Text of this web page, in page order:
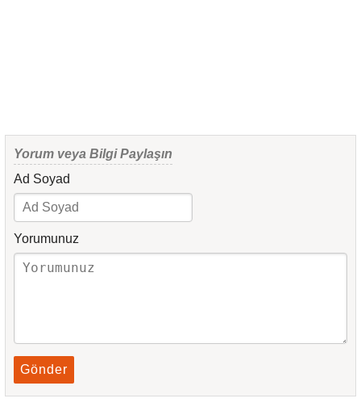
Yorum veya Bilgi Paylaşın
Ad Soyad
Yorumunuz
Gönder